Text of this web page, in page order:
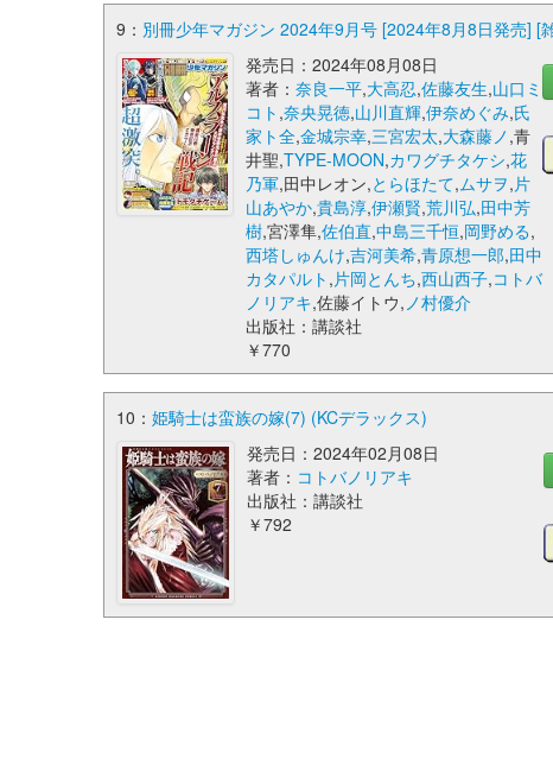
9： 別冊少年マガジン 2024年9月号 [2024年8月8日発売] [
発売日：2024年08月08日
著者： 奈良一平,大高忍,佐藤友生,山口ミ
コト ,奈央晃徳,山川直輝,伊奈めぐみ,氏
家ト全,金城宗幸,三宮宏太,大森藤ノ ,青
井聖,TYPE-MOON,カワグチタケシ,花
乃軍,田中レオン,とらほたて,ムサヲ,片
山あやか,貴島淳,伊瀬賢,荒川弘,田中芳
樹,宮澤隼,佐伯直,中島三千恒,岡野める,
西塔しゅんけ,吉河美希,青原想一郎,田中
カタパルト ,片岡とんち,西山西子,コトバ
ノリアキ,佐藤イトウ, ノ村優介
出版社：講談社
￥770
10： 姫騎士は蛮族の嫁(7) (KCデラックス)
発売日：2024年02月08日
著者： コトバノリアキ
出版社：講談社
￥792